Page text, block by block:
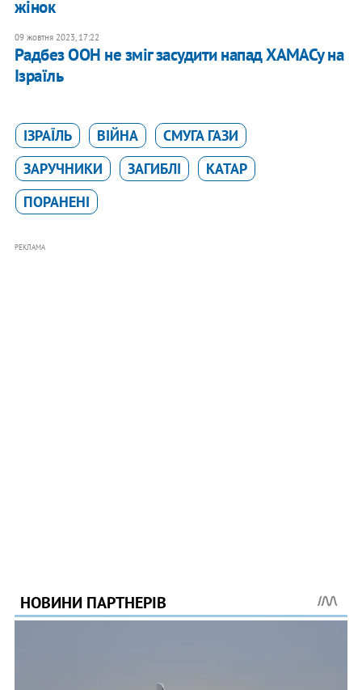
жінок
09 жовтня 2023, 17:22
Радбез ООН не зміг засудити напад ХАМАСу на
Ізраїль
ІЗРАЇЛЬ ВІЙНА
СМУГА ГАЗИ
ЗАРУЧНИКИ
ЗАГИБЛІ
КАТАР
ПОРАНЕНІ
РЕКЛАМА